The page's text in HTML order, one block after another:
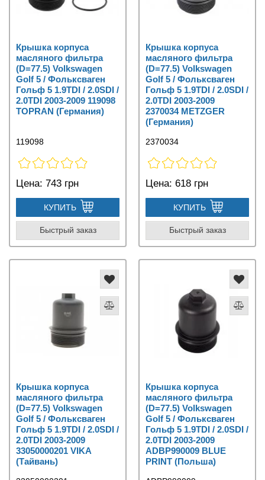
Крышка корпуса
масляного фильтра
(D=77.5) Volkswagen
Golf 5 / Фольксваген
Гольф 5 1.9TDI / 2.0SDI /
2.0TDI 2003-2009 119098
TOPRAN (Германия)
119098
Цена: 743 грн
КУПИТЬ
Быстрый заказ
Крышка корпуса
масляного фильтра
(D=77.5) Volkswagen
Golf 5 / Фольксваген
Гольф 5 1.9TDI / 2.0SDI /
2.0TDI 2003-2009
2370034 METZGER
(Германия)
2370034
Цена: 618 грн
КУПИТЬ
Быстрый заказ
Крышка корпуса
масляного фильтра
(D=77.5) Volkswagen
Golf 5 / Фольксваген
Гольф 5 1.9TDI / 2.0SDI /
2.0TDI 2003-2009
33050000201 VIKA
(Тайвань)
Крышка корпуса
масляного фильтра
(D=77.5) Volkswagen
Golf 5 / Фольксваген
Гольф 5 1.9TDI / 2.0SDI /
2.0TDI 2003-2009
ADBP990009 BLUE
PRINT (Польша)